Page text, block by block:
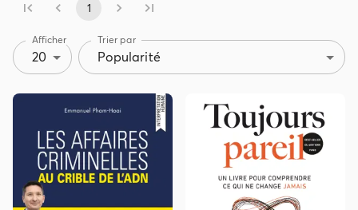
1
Afficher
20
Trier par
Popularité